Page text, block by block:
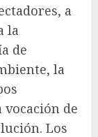
a
la
de
la
de
Los